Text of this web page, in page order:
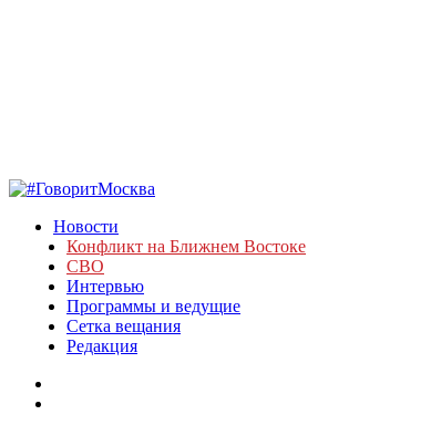
Новости
Конфликт на Ближнем Востоке
СВО
Интервью
Программы и ведущие
Сетка вещания
Редакция